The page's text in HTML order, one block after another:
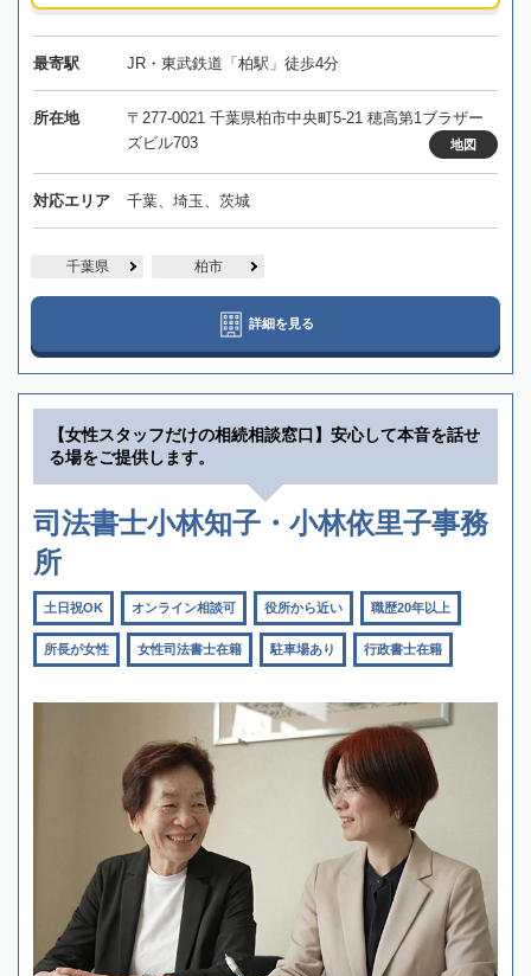
最寄駅 JR・東武鉄道「柏駅」徒歩4分
所在地
〒277-0021 千葉県柏市中央町5-21 穂高第1ブラザー
ズビル703
地図
対応エリア 千葉、埼玉、茨城
千葉県 柏市
詳細を見る
【女性スタッフだけの相続相談窓口】安心して本音を話せ
る場をご提供します。
司法書士小林知子・小林依里子事務
所
土日祝OK オンライン相談可 役所から近い 職歴20年以上
所長が女性 女性司法書士在籍 駐車場あり 行政書士在籍